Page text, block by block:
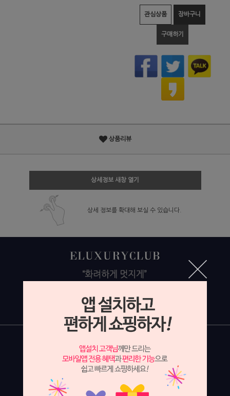
관심상품 장바구니
구매하기
상품리뷰
상세정보 새창 열기
상세 정보를 확대해 보실 수 있습니다.